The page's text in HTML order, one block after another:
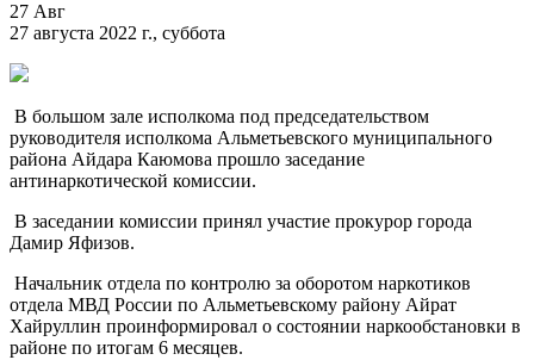
27 Авг
27 августа 2022 г., суббота
В большом зале исполкома под председательством
руководителя исполкома Альметьевского муниципального
района Айдара Каюмова прошло заседание
антинаркотической комиссии.
В заседании комиссии принял участие прокурор города
Дамир Яфизов.
Начальник отдела по контролю за оборотом наркотиков
отдела МВД России по Альметьевскому району Айрат
Хайруллин проинформировал о состоянии наркообстановки в
районе по итогам 6 месяцев.